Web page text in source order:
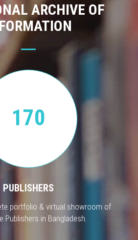
ARCHIVE OF
170
PUBLISHERS
portfolio & virtual showroom of
Publishers in Bangladesh.